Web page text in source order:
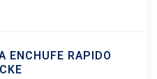
ENCHUFE RAPIDO